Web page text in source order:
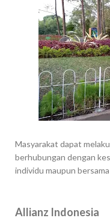
Masyarakat dapat
berhubungan dengan
individu maupun
Allianz Indonesia